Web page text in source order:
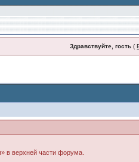
Здравствуйте, гость (
в верхней части форума.